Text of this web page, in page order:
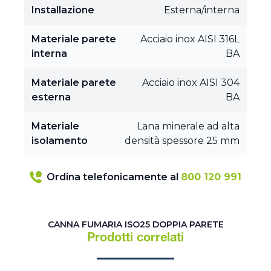
Installazione Esterna/interna
Materiale parete
interna
Acciaio inox AISI 316L
BA
Materiale parete
esterna
Acciaio inox AISI 304
BA
Materiale
isolamento
Lana minerale ad alta
densità spessore 25 mm
Ordina telefonicamente al 800 120 991
CANNA FUMARIA ISO25 DOPPIA PARETE
Prodotti correlati